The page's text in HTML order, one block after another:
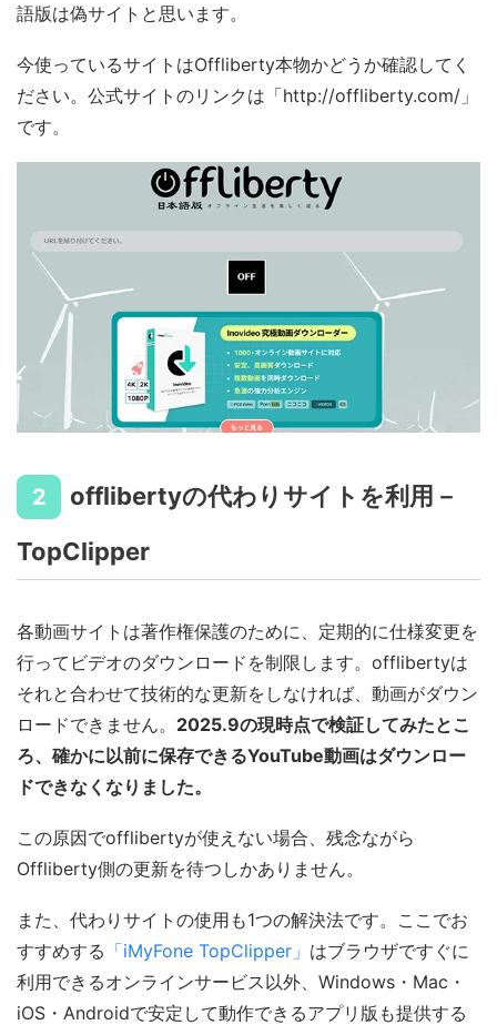
語版は偽サイトと思います。
今使っているサイトはOffliberty本物かどうか確認してく
ださい。公式サイトのリンクは「http://offliberty.com/」
です。
2
offlibertyの代わりサイトを利用－
TopClipper
各動画サイトは著作権保護のために、定期的に仕様変更を
行ってビデオのダウンロードを制限します。offlibertyは
それと合わせて技術的な更新をしなければ、動画がダウン
ロードできません。 2025.9の現時点で検証してみたとこ
ろ、確かに以前に保存できるYouTube動画はダウンロー
ドできなくなりました。
この原因でofflibertyが使えない場合、残念ながら
Offliberty側の更新を待つしかありません。
また、代わりサイトの使用も1つの解決法です。ここでお
すすめする 「iMyFone TopClipper」 はブラウザですぐに
利用できるオンラインサービス以外、Windows・Mac・
iOS・Androidで安定して動作できるアプリ版も提供する